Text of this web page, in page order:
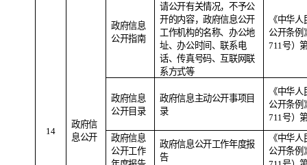
1 4
政府信
息公开
政府信息
公开指南
请公开有关情况，不予公
开的内容，政府信息公开
工作机构的名称、办公地
址、办公时间、联系电
话、传真号码、互联网联
系方式等
《中华
公开条例
711 号）
政府信息
公开目录
政府信息主动公开事项目
录
《中华
公开条例
711 号）
政府信息
公开工作
政府信息公开工作年度报
告
《中华
公开条例